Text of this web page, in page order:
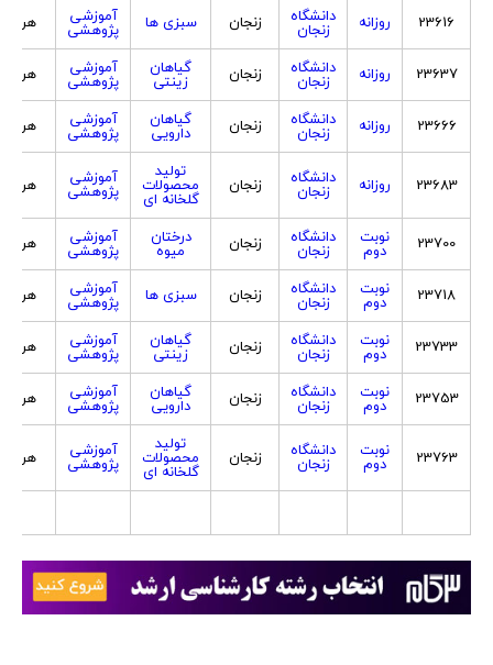
23616 روزانه دانشگاه
زنجان زنجان سبزی ها آموزشی
پژوهشی هر دو
23637 روزانه دانشگاه
زنجان زنجان گیاهان
زینتی
آموزشی
پژوهشی هر دو
23666 روزانه دانشگاه
زنجان زنجان گیاهان
دارویی
آموزشی
پژوهشی هر دو
23683 روزانه دانشگاه
زنجان زنجان
تولید
محصولات
گلخانه ای
آموزشی
پژوهشی هر دو
23700 نوبت
دوم
دانشگاه
زنجان زنجان درختان
میوه
آموزشی
پژوهشی هر دو
23718 نوبت
دوم
دانشگاه
زنجان زنجان سبزی ها آموزشی
پژوهشی هر دو
23733 نوبت
دوم
دانشگاه
زنجان زنجان گیاهان
زینتی
آموزشی
پژوهشی هر دو
23753 نوبت
دوم
دانشگاه
زنجان زنجان گیاهان
دارویی
آموزشی
پژوهشی هر دو
23763 نوبت
دوم
دانشگاه
زنجان زنجان
تولید
محصولات
گلخانه ای
آموزشی
پژوهشی هر دو